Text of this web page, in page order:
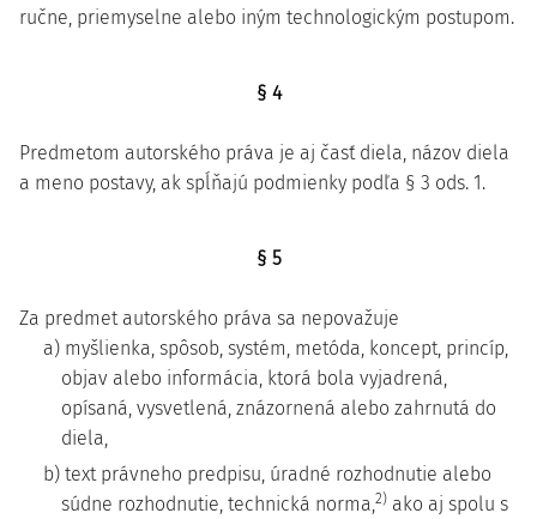
ručne, priemyselne alebo iným technologickým postupom.
§ 4
Predmetom autorského práva je aj časť diela, názov diela
a meno postavy, ak spĺňajú podmienky podľa § 3 ods. 1.
§ 5
Za predmet autorského práva sa nepovažuje
a) myšlienka, spôsob, systém, metóda, koncept, princíp,
objav alebo informácia, ktorá bola vyjadrená,
opísaná, vysvetlená, znázornená alebo zahrnutá do
diela,
b) text právneho predpisu, úradné rozhodnutie alebo
súdne rozhodnutie, technická norma,2) ako aj spolu s